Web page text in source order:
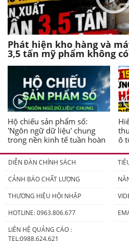
Phát hiện kho hàng và
3,5 tấn mỹ phẩm không
Hộ chiếu sản phẩm số:
'Ngôn ngữ dữ liệu' chung
trong nền kinh tế tuần hoàn
ô
DIỄN ĐÀN CHÍNH SÁCH
CẢNH BÁO CHẤT LƯỢNG
THƯƠNG HIỆU HỘI NHẬP
HOTLINE: 0963.806.677
LIÊN HỆ QUẢNG CÁO :
TEL:0988.624.621